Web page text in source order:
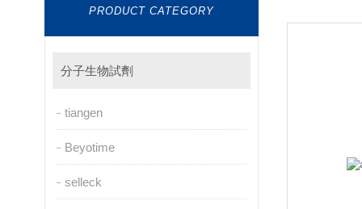
PRODUCT CATEGORY
分子生物試劑
tiangen
Beyotime
selleck